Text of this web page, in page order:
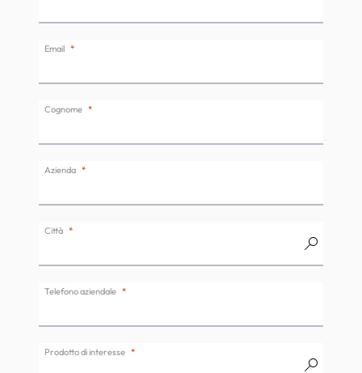
Email
Cognome
Azienda
Città
Telefono aziendale
Prodotto di interesse